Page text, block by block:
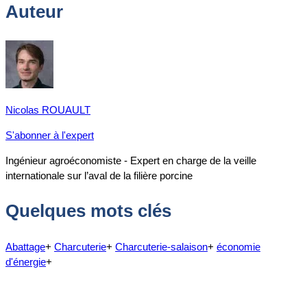
Auteur
Nicolas ROUAULT
S'abonner à l'expert
Ingénieur agroéconomiste - Expert en charge de la veille
internationale sur l’aval de la filière porcine
Quelques mots clés
Abattage+ Charcuterie+ Charcuterie-salaison+ économie
d'énergie+